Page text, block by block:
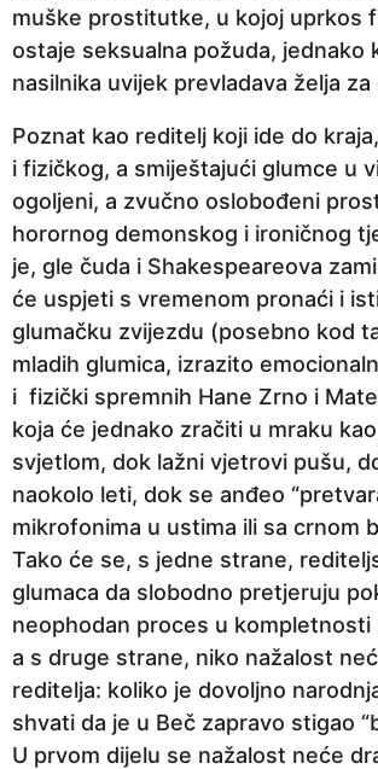
muške prostitutke, u kojoj uprkos
ostaje seksualna požuda, jednako
nasilnika uvijek prevladava želja za
Poznat kao reditelj koji ide do
i fizičkog, a smiještajući glumce u
ogoljeni, a zvučno oslobođeni
horornog demonskog i ironičnog
je, gle čuda i Shakespeareova
će uspjeti s vremenom pronaći i
glumačku zvijezdu (posebno kod
mladih glumica, izrazito
i fizički spremnih Hane Zrno i
koja će jednako zračiti u mraku
svjetlom, dok lažni vjetrovi pušu,
naokolo leti, dok se anđeo
mikrofonima u ustima ili sa crnom
Tako će se, s jedne strane,
glumaca da slobodno pretjeruju
neophodan proces u kompletnosti
a s druge strane, niko nažalost
reditelja: koliko je dovoljno
shvati da je u Beč zapravo stigao
U prvom dijelu se nažalost neće